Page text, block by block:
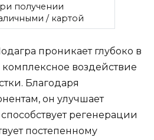
получении
/ картой
проникает глубоко в
воздействие
Благодаря
он улучшает
регенерации
постепенному